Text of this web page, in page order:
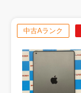
中古Aランク